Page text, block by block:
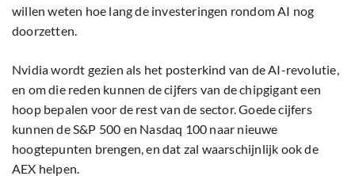
willen weten hoe lang de investeringen rondom AI nog
doorzetten.
Nvidia wordt gezien als het posterkind van de AI-revolutie,
en om die reden kunnen de cijfers van de chipgigant een
hoop bepalen voor de rest van de sector. Goede cijfers
kunnen de S&P 500 en Nasdaq 100 naar nieuwe
hoogtepunten brengen, en dat zal waarschijnlijk ook de
AEX helpen.